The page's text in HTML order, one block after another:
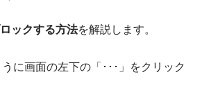
ックする方法を解説します。
に画面の左下の「･･･」をクリック